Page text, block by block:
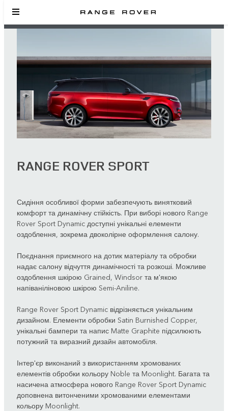
RANGE ROVER SPORT
Сидіння особливої форми забезпечують винятковий
комфорт та динамічну стійкість. При виборі нового Range
Rover Sport Dynamic доступні унікальні елементи
оздоблення, зокрема двоколірне оформлення салону.
Поєднання приємного на дотик матеріалу та обробки
надає салону відчуття динамічності та розкоші. Можливе
оздоблення шкірою Grained, Windsor та м'якою
напіваніліновою шкірою Semi-Aniline.
Range Rover Sport Dynamic відрізняється унікальним
дизайном. Елементи обробки Satin Burnished Copper,
унікальні бампери та напис Matte Graphite підсилюють
потужний та виразний дизайн автомобіля.
Інтер'єр виконаний з використанням хромованих
елементів обробки кольору Noble та Moonlight. Багата та
насичена атмосфера нового Range Rover Sport Dynamic
доповнена витонченими хромованими елементами
кольору Moonlight.